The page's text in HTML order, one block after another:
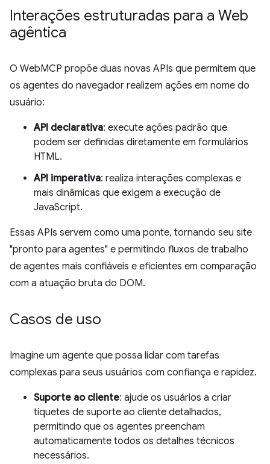
Interações estruturadas para a Web
agêntica
O WebMCP propõe duas novas APIs que permitem que
os agentes do navegador realizem ações em nome do
usuário:
API declarativa: execute ações padrão que
podem ser definidas diretamente em formulários
HTML.
API imperativa: realiza interações complexas e
mais dinâmicas que exigem a execução de
JavaScript.
Essas APIs servem como uma ponte, tornando seu site
"pronto para agentes" e permitindo fluxos de trabalho
de agentes mais confiáveis e eficientes em comparação
com a atuação bruta do DOM.
Casos de uso
Imagine um agente que possa lidar com tarefas
complexas para seus usuários com confiança e rapidez.
Suporte ao cliente: ajude os usuários a criar
tíquetes de suporte ao cliente detalhados,
permitindo que os agentes preencham
automaticamente todos os detalhes técnicos
necessários.